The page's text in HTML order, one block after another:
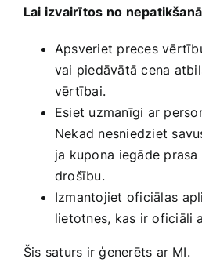
Lai izvairītos no
Apsveriet preces
vai piedāvātā cena
vērtībai.
Esiet uzmanīgi ar
Nekad nesniedziet
ja kupona⁣ iegāde
drošību.
Izmantojiet oficiālas
lietotnes, kas ir oficiāli
Šis saturs ir ģenerēts ar MI.